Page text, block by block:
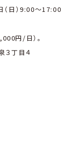
（日）9:00～17:00
円/日）。
３丁目４